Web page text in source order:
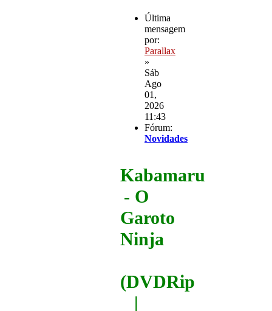
Última
mensagem
por:
Parallax
»
Sáb
Ago
01,
2026
11:43
Fórum:
Novidades
Kabamaru
- O
Garoto
Ninja
(DVDRip
|